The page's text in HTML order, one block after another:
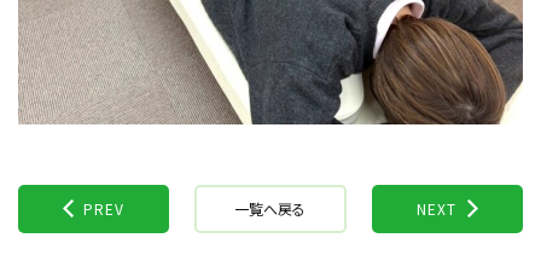
PREV 一覧へ戻る NEXT